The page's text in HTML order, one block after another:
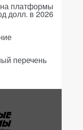
платформы
долл. в 2026
перечень